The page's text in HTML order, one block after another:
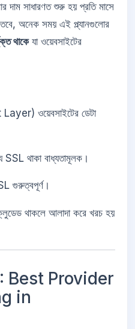
দাম সাধারণত শুরু হয় প্রতি মাসে
অনেক সময় এই প্ল্যানগুলোর
থাকেযা ওয়েবসাইটের
ওয়েবসাইটের ডেটা
থাকা বাধ্যতামূলক।
গুরুত্বপূর্ণ।
থাকলে আলাদা করে খরচ হয়
Best Provider
in